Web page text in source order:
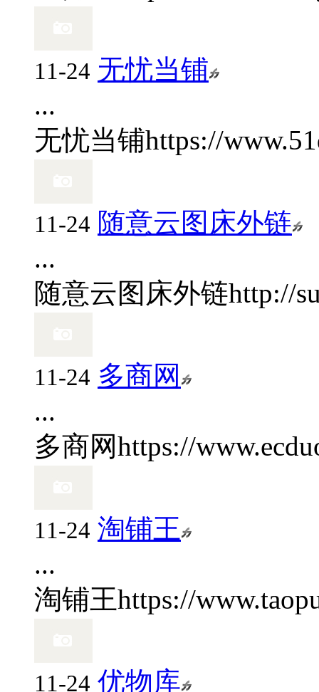
11-24 无忧当铺
...
无忧当铺https://
11-24 随意云图床外链
...
随意云图床外链http://
11-24 多商网
...
多商网https://
11-24 淘铺王
...
淘铺王https://
11-24 优物库